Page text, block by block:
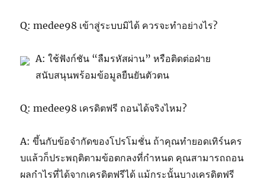
Q: medee98 เข้าสู่ระบบมิได้ ควรจะทำอย่างไร?
A: ใช้ฟังก์ชัน “ลืมรหัสผ่าน” หรือติดต่อฝ่าย
สนับสนุนพร้อมข้อมูลยืนยันตัวตน
Q: medee98 เครดิตฟรี ถอนได้จริงไหม?
A: ขึ้นกับข้อจำกัดของโปรโมชั่น ถ้าคุณทำยอดเทิร์นคร
บแล้วก็ประพฤติตามข้อตกลงที่กำหนด คุณสามารถถอน
ผลกำไรที่ได้จากเครดิตฟรีได้ แม้กระนั้นบางเครดิตฟรี